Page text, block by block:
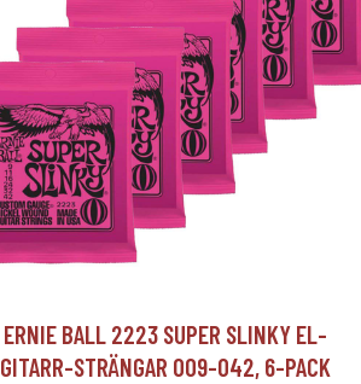
ERNIE BALL 2223 SUPER SLINKY EL-
GITARR-STRÄNGAR 009-042, 6-PACK